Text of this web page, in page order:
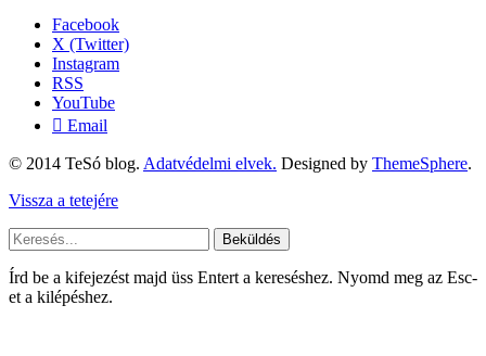
Facebook
X (Twitter)
Instagram
RSS
YouTube
Email
© 2014 TeSó blog. Adatvédelmi elvek. Designed by ThemeSphere.
Vissza a tetejére
Beküldés
Írd be a kifejezést majd üss Entert a kereséshez. Nyomd meg az Esc-
et a kilépéshez.